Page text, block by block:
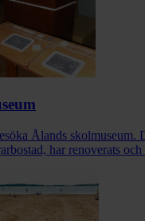
Ålands skolmuseum.
har renoverats